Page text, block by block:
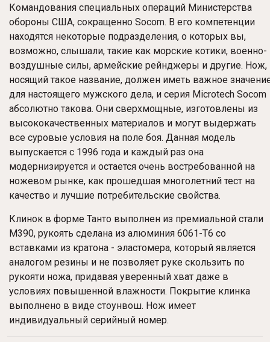
Командования специальных операций Министерства
обороны США, сокращенно Socom. В его компетенции
находятся некоторые подразделения, о которых вы,
возможно, слышали, такие как морские котики, военно-
воздушные силы, армейские рейнджеры и другие. Нож,
носящий такое название, должен иметь важное
для настоящего мужского дела, и серия Microtech Socom
абсолютно такова. Они сверхмощные, изготовлены из
высококачественных материалов и могут выдержать
все суровые условия на поле боя. Данная модель
выпускается с 1996 года и каждый раз она
модернизируется и остается очень востребованной на
ножевом рынке, как прошедшая многолетний тест на
качество и лучшие потребительские свойства.
Клинок в форме Танто выполнен из премиальной стали
M390, рукоять сделана из алюминия 6061-T6 со
вставками из кратона - эластомера, который является
аналогом резины и не позволяет руке скользить по
рукояти ножа, придавая уверенный хват даже в
условиях повышенной влажности. Покрытие клинка
выполнено в виде стоунвош. Нож имеет
индивидуальный серийный номер.